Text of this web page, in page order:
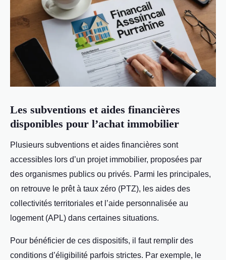
Les subventions et aides financières
disponibles pour l’achat immobilier
Plusieurs subventions et aides financières sont
accessibles lors d’un projet immobilier, proposées par
des organismes publics ou privés. Parmi les principales,
on retrouve le prêt à taux zéro (PTZ), les aides des
collectivités territoriales et l’aide personnalisée au
logement (APL) dans certaines situations.
Pour bénéficier de ces dispositifs, il faut remplir des
conditions d’éligibilité parfois strictes. Par exemple, le